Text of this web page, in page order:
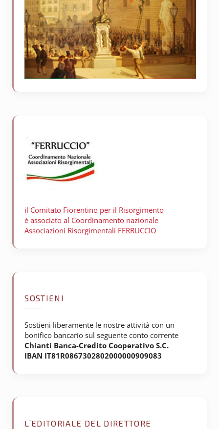
il Comitato Fiorentino per il Risorgimento
è associato al Coordinamento nazionale
Associazioni Risorgimentali FERRUCCIO
SOSTIENI
Sostieni liberamente le nostre attività con un
bonifico bancario sul seguente conto corrente
Chianti Banca-Credito Cooperativo S.C.
IBAN IT81R0867302802000000909083
L’EDITORIALE DEL DIRETTORE